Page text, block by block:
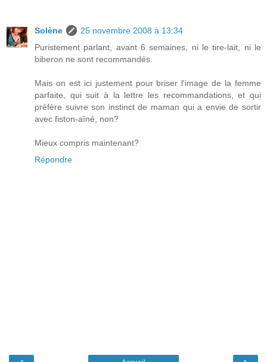
Solène
25 novembre 2008 à 13:34
Puristement parlant, avant 6 semaines, ni le tire-lait, ni le
biberon ne sont recommandés.
Mais on est ici justement pour briser l'image de la femme
parfaite, qui suit à la lettre les recommandations, et qui
préfère suivre son instinct de maman qui a envie de sortir
avec fiston-aîné, non?
Mieux compris maintenant?
Répondre